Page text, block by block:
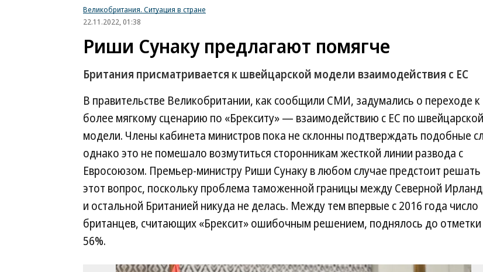
Великобритания. Ситуация в стране
22.11.2022, 01:38
Риши Сунаку предлагают помягче
Британия присматривается к швейцарской модели взаимодействия с ЕС
В правительстве Великобритании, как сообщили СМИ, задумались о переходе к
более мягкому сценарию по «Брекситу» — взаимодействию с ЕС по швейцарской
модели. Члены кабинета министров пока не склонны подтверждать подобные
однако это не помешало возмутиться сторонникам жесткой линии развода с
Евросоюзом. Премьер-министру Риши Сунаку в любом случае предстоит решать
этот вопрос, поскольку проблема таможенной границы между Северной
и остальной Британией никуда не делась. Между тем впервые с 2016 года число
британцев, считающих «Брексит» ошибочным решением, поднялось до отметки
56%.